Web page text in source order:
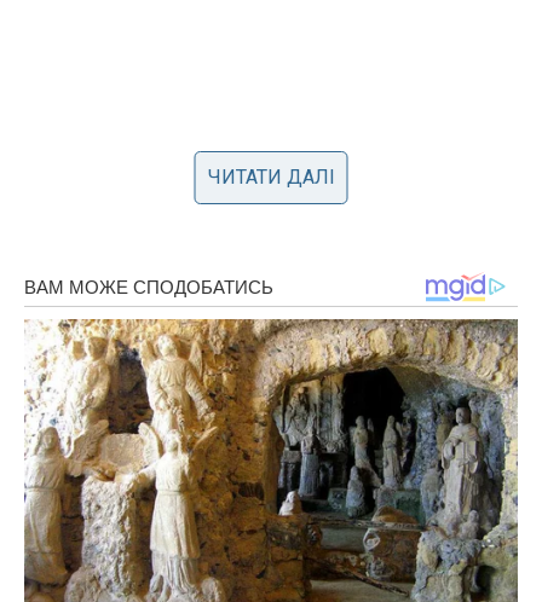
Фото ілюстративне, з відкритих джерел
ЧИТАТИ ДАЛІ